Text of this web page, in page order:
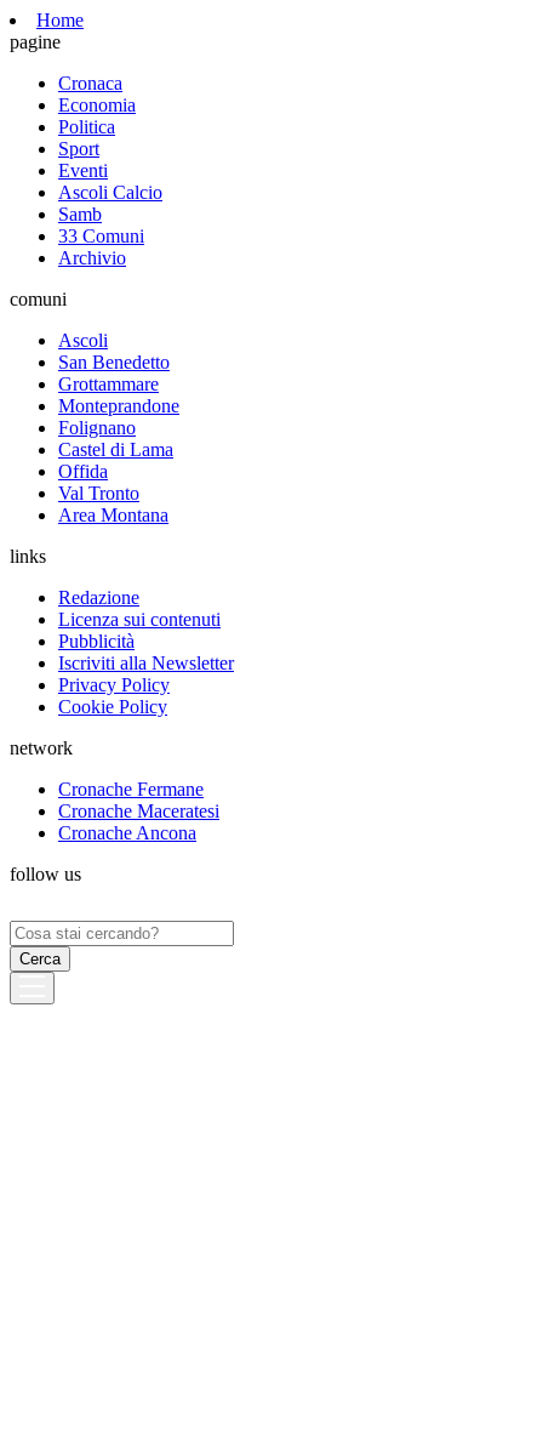
Home
pagine
Cronaca
Economia
Politica
Sport
Eventi
Ascoli Calcio
Samb
33 Comuni
Archivio
comuni
Ascoli
San Benedetto
Grottammare
Monteprandone
Folignano
Castel di Lama
Offida
Val Tronto
Area Montana
links
Redazione
Licenza sui contenuti
Pubblicità
Iscriviti alla Newsletter
Privacy Policy
Cookie Policy
network
Cronache Fermane
Cronache Maceratesi
Cronache Ancona
follow us
Ricerca
per: